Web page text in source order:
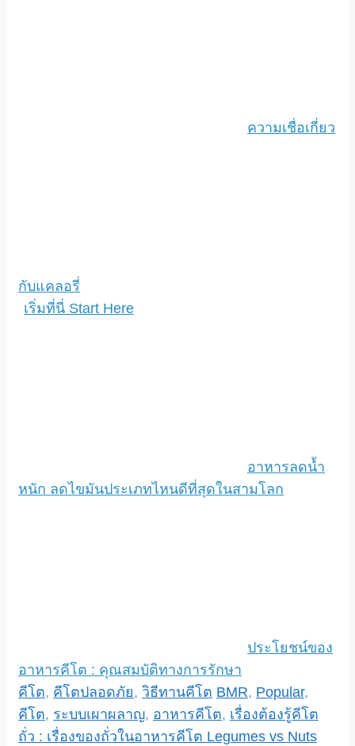
ความเชื่อเกี่ยว
กับแคลอรี่
เริ่มที่นี่ Start Here
อาหารลดน้ำ
หนัก ลดไขมันประเภทไหนดีที่สุดในสามโลก
ประโยชน์ของ
อาหารคีโต : คุณสมบัติทางการรักษา
Categories
คีโต, คีโตปลอดภัย, วิธีทานคีโต Tags
BMR, Popular,
คีโต, ระบบเผาผลาญ, อาหารคีโต, เรื่องต้องรู้คีโต
ถั่ว : เรื่องของถั่วในอาหารคีโต Legumes vs Nuts